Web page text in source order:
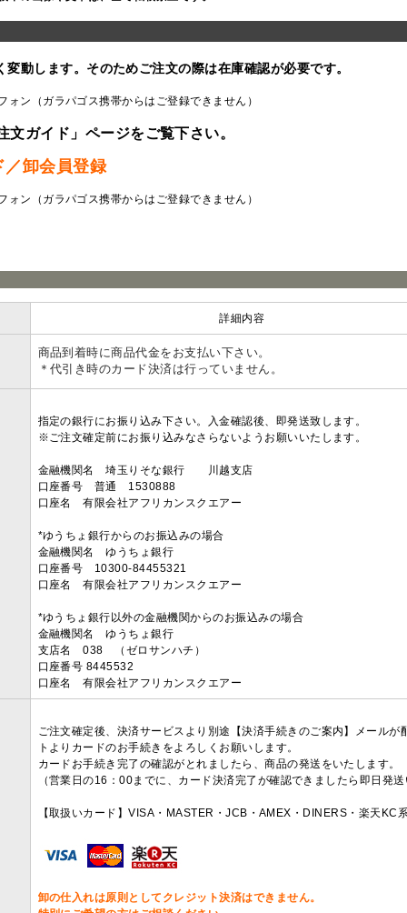
動します。そのためご注文の際は在庫確認が必要です。
ン（ガラパゴス携帯からはご登録できません）
ガイド」ページをご覧下さい。
／卸会員登録
ン（ガラパゴス携帯からはご登録できません）
詳細内容
商品到着時に商品代金をお支払い下さい。
＊代引き時のカード決済は行っていません。
指定の銀行にお振り込み下さい。入金確認後、即発送致します。
※ご注文確定前にお振り込みなさらないようお願いいたします。
金融機関名 埼玉りそな銀行 川越支店
口座番号 普通 1530888
口座名 有限会社アフリカンスクエアー
*ゆうちょ銀行からのお振込みの場合
金融機関名 ゆうちょ銀行
口座番号 10300-84455321
口座名 有限会社アフリカンスクエアー
*ゆうちょ銀行以外の金融機関からのお振込みの場合
金融機関名 ゆうちょ銀行
支店名 038 （ゼロサンハチ）
口座番号 8445532
口座名 有限会社アフリカンスクエアー
ご注文確定後、決済サービスより別途【決済手続きのご案内】メール
トよりカードのお手続きをよろしくお願いします。
カードお手続き完了の確認がとれましたら、商品の発送をいたします。
（営業日の16：00までに、カード決済完了が確認できましたら即日発
【取扱いカード】VISA・MASTER・JCB・AMEX・DINERS・楽天KC
卸の仕入れは原則としてクレジット決済はできません。